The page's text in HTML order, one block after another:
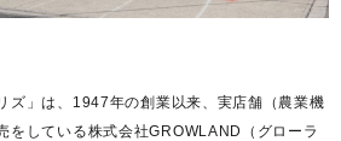
ズ」は、1947年の創業以来、実店舗（農業機
をしている株式会社GROWLAND（グローラ